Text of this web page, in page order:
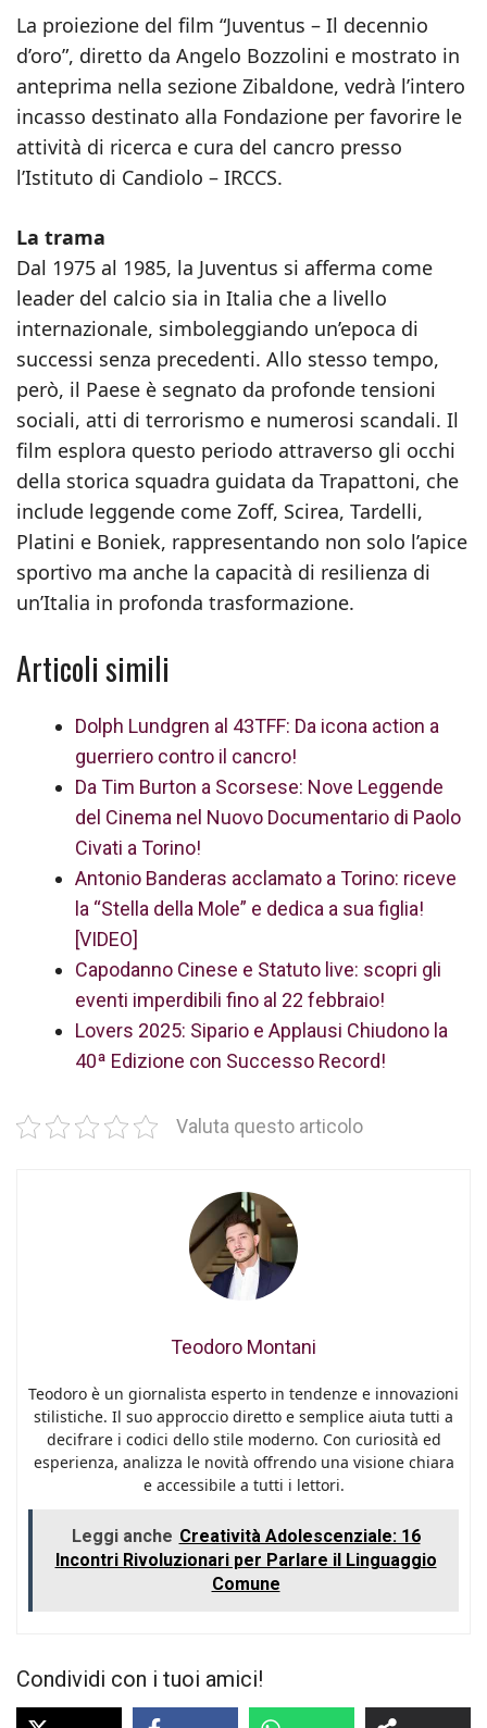
La proiezione del film “Juventus – Il decennio
d’oro”, diretto da Angelo Bozzolini e mostrato in
anteprima nella sezione Zibaldone, vedrà l’intero
incasso destinato alla Fondazione per favorire le
attività di ricerca e cura del cancro presso
l’Istituto di Candiolo – IRCCS.
La trama
Dal 1975 al 1985, la Juventus si afferma come
leader del calcio sia in Italia che a livello
internazionale, simboleggiando un’epoca di
successi senza precedenti. Allo stesso tempo,
però, il Paese è segnato da profonde tensioni
sociali, atti di terrorismo e numerosi scandali. Il
film esplora questo periodo attraverso gli occhi
della storica squadra guidata da Trapattoni, che
include leggende come Zoff, Scirea, Tardelli,
Platini e Boniek, rappresentando non solo l’apice
sportivo ma anche la capacità di resilienza di
un’Italia in profonda trasformazione.
Articoli simili
Dolph Lundgren al 43TFF: Da icona action a
guerriero contro il cancro!
Da Tim Burton a Scorsese: Nove Leggende
del Cinema nel Nuovo Documentario di Paolo
Civati a Torino!
Antonio Banderas acclamato a Torino: riceve
la “Stella della Mole” e dedica a sua figlia!
[VIDEO]
Capodanno Cinese e Statuto live: scopri gli
eventi imperdibili fino al 22 febbraio!
Lovers 2025: Sipario e Applausi Chiudono la
40ª Edizione con Successo Record!
Valuta questo articolo
Teodoro Montani
Teodoro è un giornalista esperto in tendenze e innovazioni
stilistiche. Il suo approccio diretto e semplice aiuta tutti a
decifrare i codici dello stile moderno. Con curiosità ed
esperienza, analizza le novità offrendo una visione chiara
e accessibile a tutti i lettori.
Leggi anche Creatività Adolescenziale: 16
Incontri Rivoluzionari per Parlare il Linguaggio
Comune
Condividi con i tuoi amici!